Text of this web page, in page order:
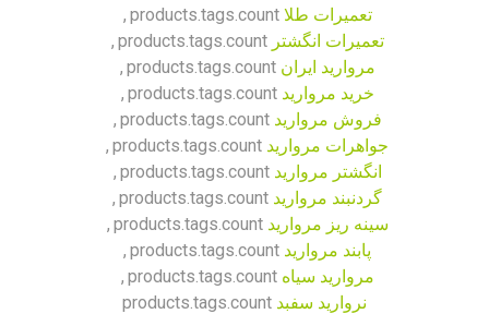
تعمیرات طلا products.tags.count
,
تعمیرات انگشتر products.tags.count
,
مروارید ایران products.tags.count
,
خرید مروارید products.tags.count
,
فروش مروارید products.tags.count
,
جواهرات مروارید products.tags.count
,
انگشتر مروارید products.tags.count
,
گردنبند مروارید products.tags.count
,
سینه ریز مروارید products.tags.count
,
پابند مروارید products.tags.count
,
مروارید سیاه products.tags.count
,
نروارید سفبد products.tags.count